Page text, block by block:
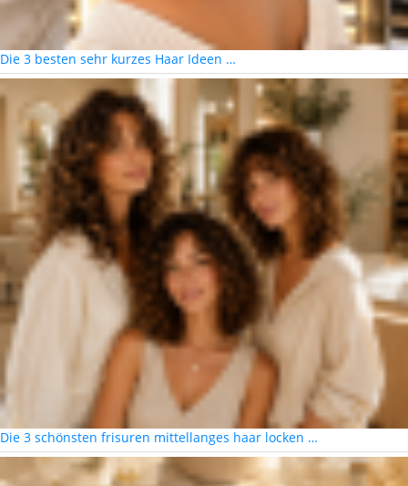
Die 3 besten sehr kurzes Haar Ideen …
Die 3 schönsten frisuren mittellanges haar locken …